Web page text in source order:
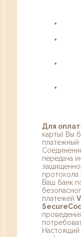
Для
карты) Вы
передача
протокола
Ваш банк
платежей